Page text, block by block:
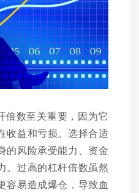
倍数至关重要，因为它
收益和亏损。选择合适
的风险承受能力、资金
。过高的杠杆倍数虽然
容易造成爆仓，导致血